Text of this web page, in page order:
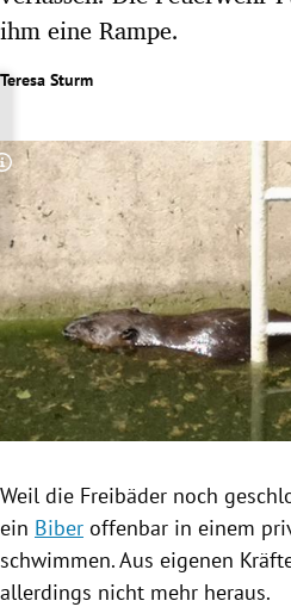
Untermenü
Untermenü
Untermenü
Untermenü
Untermenü
Untermenü
Untermenü
ihm eine Rampe.
Teresa Sturm
Copyright-Hinweis öffnen/
Weil die Freibäder noch
ein Biber offenbar in einem
schwimmen. Aus eigenen
allerdings nicht mehr heraus.